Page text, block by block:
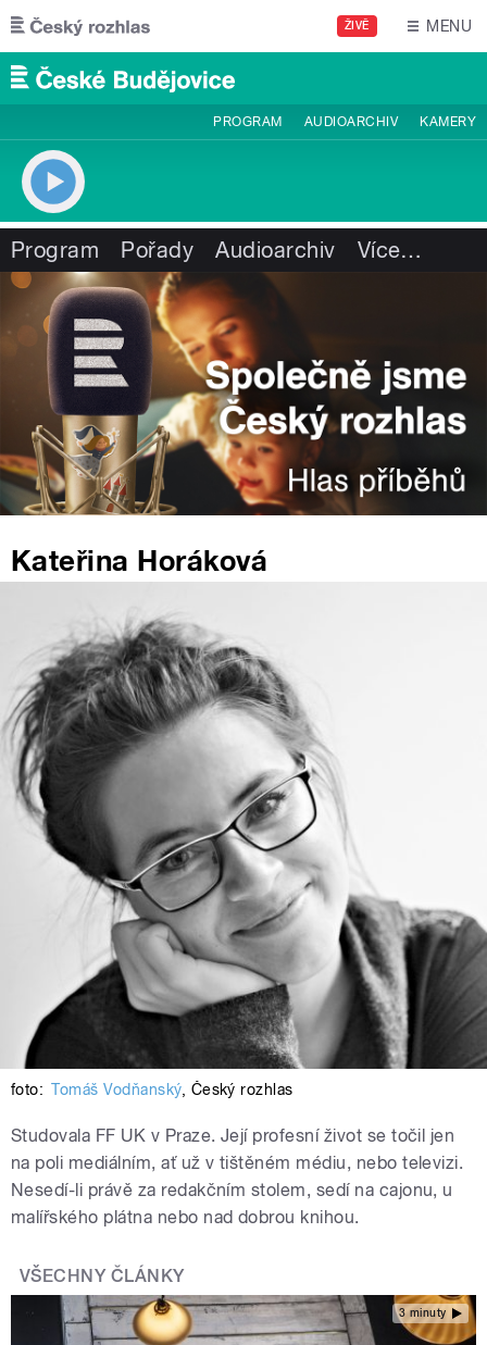
Přejít k hlavnímu obsahu
ŽIVĚ MENU
PROGRAM AUDIOARCHIV KAMERY
Program Pořady Audioarchiv Více…
Kateřina Horáková
foto: Tomáš Vodňanský, Český rozhlas
Studovala FF UK v Praze. Její profesní život se točil jen
na poli mediálním, ať už v tištěném médiu, nebo televizi.
Nesedí-li právě za redakčním stolem, sedí na cajonu, u
malířského plátna nebo nad dobrou knihou.
VŠECHNY ČLÁNKY
3 minuty